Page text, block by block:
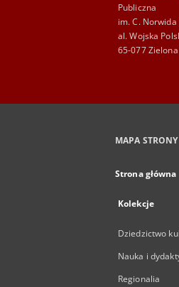
Publiczna
im. C.
al. Wojska
65-077
MAPA STRONY
Strona główna
Kolekcje
Dziedzictwo
Nauka i
Regionalia